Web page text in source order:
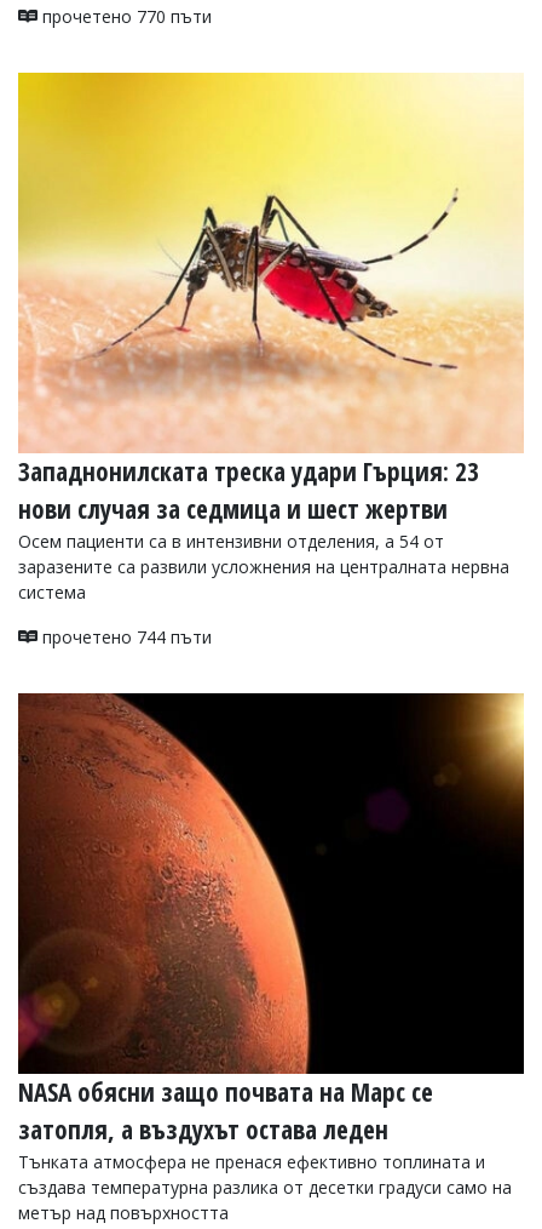
прочетено 770 пъти
Западнонилската треска удари Гърция: 23
нови случая за седмица и шест жертви
Осем пациенти са в интензивни отделения, а 54 от
заразените са развили усложнения на централната нервна
система
прочетено 744 пъти
NASA обясни защо почвата на Марс се
затопля, а въздухът остава леден
Тънката атмосфера не пренася ефективно топлината и
създава температурна разлика от десетки градуси само на
метър над повърхността